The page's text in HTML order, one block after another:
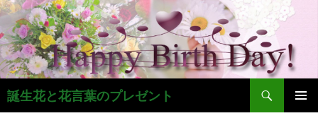
コ
ン
テ
ン
ツ
へ
ス
誕生花と花言葉のプレゼント
検
索